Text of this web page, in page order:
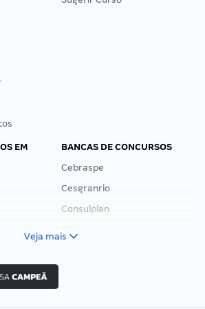
EM
BANCAS DE CONCURSOS
Cebraspe
Cesgranrio
Consulplan
Veja mais